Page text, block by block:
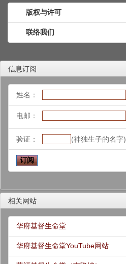
版权与许可
联络我们
信息订阅
姓名：
电邮：
验证： (神独生子的名字)
相关网站
华府基督生命堂
华府基督生命堂YouTube网站